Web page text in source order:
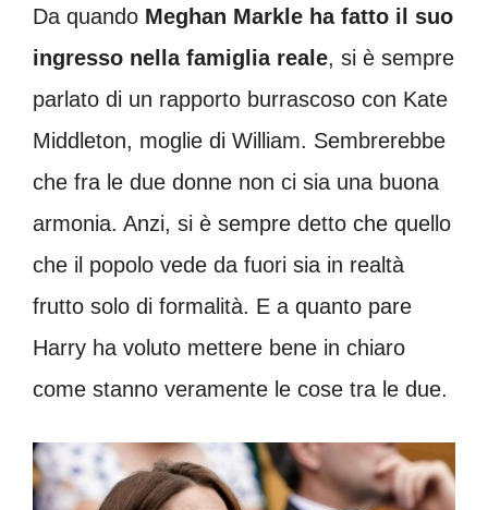
Da quando Meghan Markle ha fatto il suo
ingresso nella famiglia reale, si è sempre
parlato di un rapporto burrascoso con Kate
Middleton, moglie di William. Sembrerebbe
che fra le due donne non ci sia una buona
armonia. Anzi, si è sempre detto che quello
che il popolo vede da fuori sia in realtà
frutto solo di formalità. E a quanto pare
Harry ha voluto mettere bene in chiaro
come stanno veramente le cose tra le due.